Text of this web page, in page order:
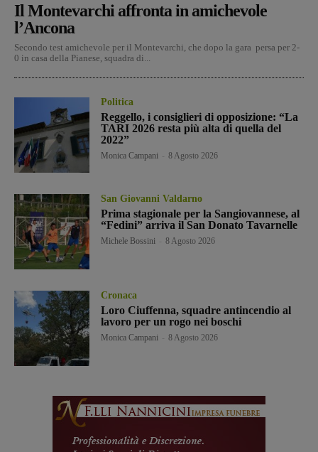
Il Montevarchi affronta in amichevole
l’Ancona
Secondo test amichevole per il Montevarchi, che dopo la gara persa per 2-
0 in casa della Pianese, squadra di...
Politica
Reggello, i consiglieri di opposizione: “La
TARI 2026 resta più alta di quella del
2022”
Monica Campani 8 Agosto 2026
San Giovanni Valdarno
Prima stagionale per la Sangiovannese, al
“Fedini” arriva il San Donato Tavarnelle
Michele Bossini 8 Agosto 2026
Cronaca
Loro Ciuffenna, squadre antincendio al
lavoro per un rogo nei boschi
Monica Campani 8 Agosto 2026